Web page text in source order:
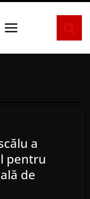
a
pentru
de